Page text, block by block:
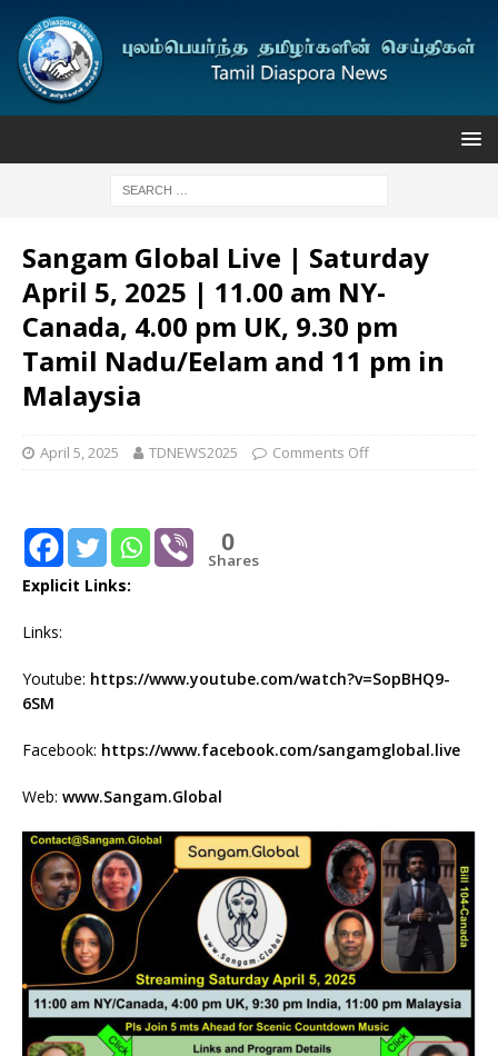
Sangam Global Live | Saturday
April 5, 2025 | 11.00 am NY-
Canada, 4.00 pm UK, 9.30 pm
Tamil Nadu/Eelam and 11 pm in
Malaysia
April 5, 2025 TDNEWS2025 Comments Off
0
Shares
Explicit Links:
Links:
Youtube: https://www.youtube.com/watch?v=SopBHQ9-
6SM
Facebook: https://www.facebook.com/sangamglobal.live
Web: www.Sangam.Global